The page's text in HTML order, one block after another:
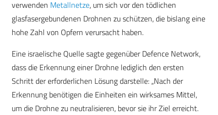
verwenden Metallnetze, um sich vor den tödlichen
glasfasergebundenen Drohnen zu schützen, die bislang eine
hohe Zahl von Opfern verursacht haben.
Eine israelische Quelle sagte gegenüber Defence Network,
dass die Erkennung einer Drohne lediglich den ersten
Schritt der erforderlichen Lösung darstelle: „Nach der
Erkennung benötigen die Einheiten ein wirksames Mittel,
um die Drohne zu neutralisieren, bevor sie ihr Ziel erreicht.